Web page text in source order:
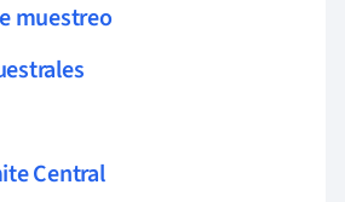
muestreo
Central